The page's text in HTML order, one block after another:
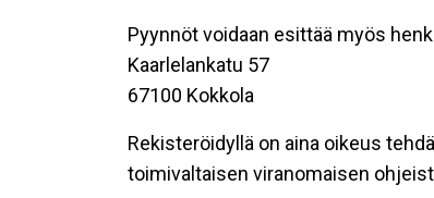
Pyynnöt voidaan esittää myös
Kaarlelankatu 57
67100 Kokkola
Rekisteröidyllä on aina oikeus
toimivaltaisen viranomaisen